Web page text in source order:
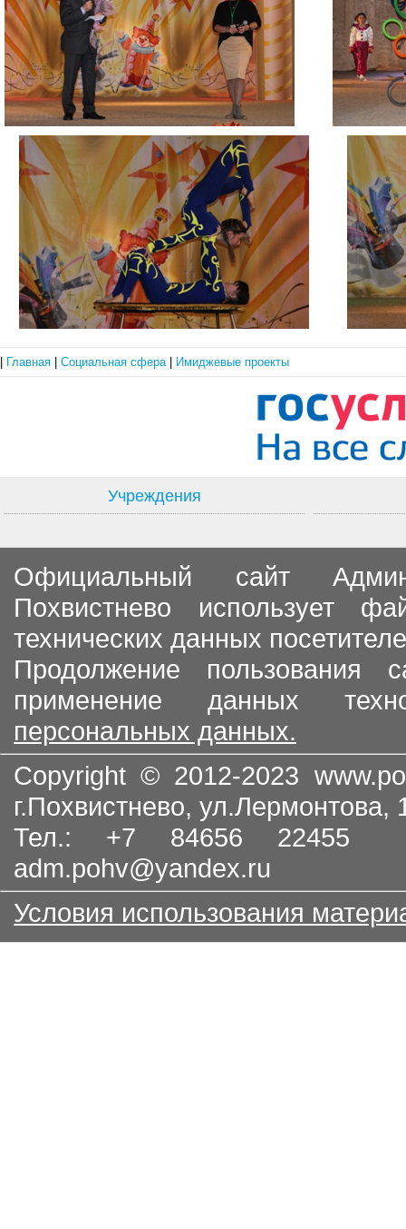
Главная Социальная сфера Имиджевые проекты
Учреждения
Официальный сайт
Похвистнево использует
технических данных
Продолжение пользования
применение данных
персональных данных.
Copyright © 2012-2023
г.Похвистнево, ул.Лермонтова,
Тел.: +7 84656
adm.pohv@yandex.ru
Условия использования